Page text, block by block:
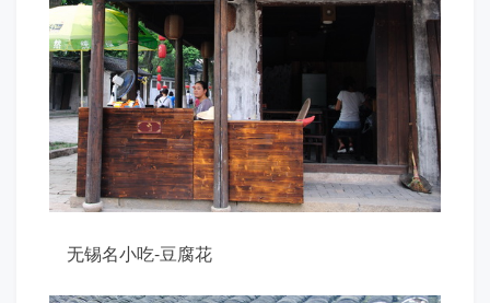
无锡名小吃-豆腐花